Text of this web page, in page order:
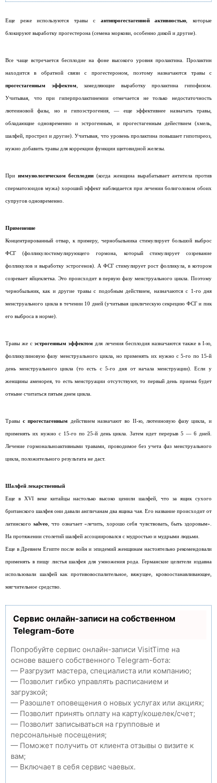
Еще реже используются травы с антипрогестагенной активностью , которые
блокируют выработку прогестерона (семена моркови, особенно дикой и другие).
Все чаще встречается бесплодие на фоне высокого уровня пролактина. Пролактин
находится в обратной связи с прогестероном, поэтому назначаются травы с
прогестагенным эффектом , замедляющие выработку пролактина гипофизом.
Учитывая, что при гиперпролактинемии отмечается не только недостаточность
лютеиновой фазы, но и гипоэстрогения, — еще эффективнее назначать травы,
обладающие одновременно и эстрогенным, и прогестагенным дейествием (хмель,
шалфей, прострел и другие). Учитывая, что уровень пролактина повышает гипотиреоз,
нужно добавить травы для коррекции функции щитовидной железы.
При иммунологическом бесплодии (когда женщина вырабатывает антитела против
сперматозоидов мужа) хороший эффект наблюдается при лечении болиголовом обоих
супругов одновременно.
Применение
Концентрированный отвар, к примеру, чернобыльника стимулирует большой выброс
ФСГ (фолликулостимулирующего гормона, который стимулирует созревание
фолликулов и выработку эстрогенов). А ФСГ стимулирует рост фолликула, в котором
созревает яйцеклетка. Это происходит в первую фазу менструального цикла. Поэтому
чернобыльник, как и другие травы с подобным действием, назначаются с 1-го дня
менструального цикла в течении 10 дней (учитывая циклическую секрецию ФСГ и пик
его выброса в норме).
Травы же сэстрогенным эффектом для лечения бесплодия назначаются также в I-ю,
фолликулиновую фазу менструального цикла, но применять их нужно с 5-го по 15-й
день менструального цикла (то есть с 5-го дня от начала менструации). Если у
женщины аменорея, то есть менструации отсутствуют, то первый день приема будет
отныне считаться пятым днем цикла.
Травы с прогестагенным действием назначают во II-ю, лютеиновую фазу цикла, и
применять их нужно с 15-го по 25-й день цикла. Затем идет перерыв 5 — 6 дней.
Лечение гормональноактивными травами, проводимое без учета фаз менструального
цикла, положительного результата не даст.
Шалфей лекарственный
Еще в XVI веке китайцы настолько высоко ценили шалфей, что за ящик сухого
британского шалфея они давали англичанам два ящика чая. Его название происходит от
латинского salveo , что означает «лечить, хорошо себя чувствовать, быть здоровым».
На протяжении столетий шалфей ассоциировался с мудростью и мудрыми людьми.
Еще в Древнем Египте после войн и эпидемий женщинам настоятельно рекомендовали
применять в пищу листья шалфея для умножения рода. Германские целители издавна
использовали шалфей как противовоспалительное, вяжущее, кровоостанавливающее,
мягчительное средство.
Сервис онлайн-записи на собственном
Telegram-боте
Попробуйте сервис онлайн-записи VisitTime на
основе вашего собственного Telegram-бота:
— Разгрузит мастера, специалиста или компанию;
— Позволит гибко управлять расписанием и
загрузкой;
— Разошлет оповещения о новых услугах или акциях;
— Позволит принять оплату на карту/кошелек/счет;
— Позволит записываться на групповые и
персональные посещения;
— Поможет получить от клиента отзывы о визите к
вам;
— Включает в себя сервис чаевых.